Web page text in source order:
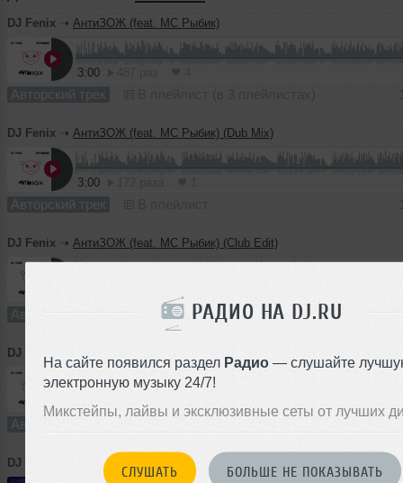
РАДИО НА DJ.RU
На сайте появился раздел Радио — слушайте
электронную музыку 24/7!
Микстейпы, лайвы и эксклюзивные сеты от лучших
СЛУШАТЬ БОЛЬШЕ НЕ ПОКАЗЫВАТЬ
DJ Fenix ➝ АнтиЗОЖ (feat. MC Рыбик)
3:00
Авторский трек
DJ Fenix ➝ АнтиЗОЖ (feat. MC Рыбик) (Dub Mix)
3:00
Авторский трек
DJ Fenix ➝ АнтиЗОЖ (feat. MC Рыбик) (Club Edit)
Авторский трек В плейлист
DJ Fenix
3:22 88 раз
Авторский трек
DJ Fenix In the Air (feat. Azsh)